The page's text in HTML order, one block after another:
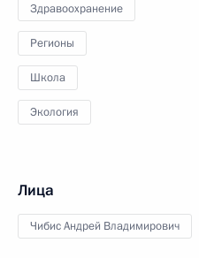
Здравоохранение
Регионы
Школа
Экология
Лица
Чибис Андрей Владимирович